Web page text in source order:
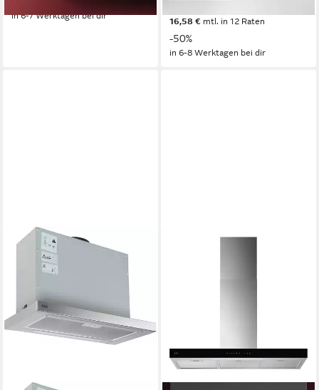
in 6-7 Werktagen bei dir
16,58 € mtl. in 12 Raten
-50%
in 6-8 Werktagen bei dir